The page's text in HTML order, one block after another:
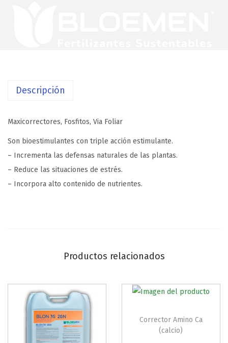
Descripción
Maxicorrectores, Fosfitos, Via Foliar
Son bioestimulantes con triple acción estimulante.
– Incrementa las defensas naturales de las plantas.
– Reduce las situaciones de estrés.
– Incorpora alto contenido de nutrientes.
Productos relacionados
Corrector Amino Ca
(calcio)